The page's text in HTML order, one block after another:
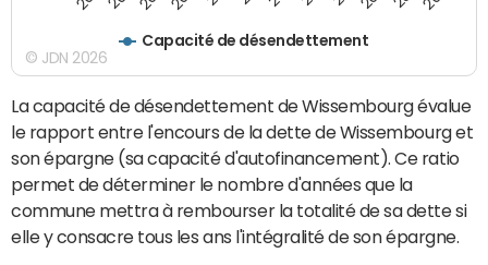
Capacité de désendettement
© JDN 2026
La capacité de désendettement de Wissembourg évalue
le rapport entre l'encours de la dette de Wissembourg et
son épargne (sa capacité d'autofinancement). Ce ratio
permet de déterminer le nombre d'années que la
commune mettra à rembourser la totalité de sa dette si
elle y consacre tous les ans l'intégralité de son épargne.